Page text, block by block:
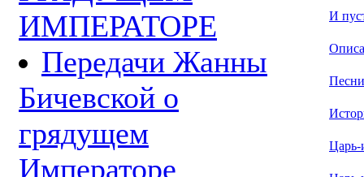
ИМПЕРАТОРЕ
Передачи Жанны
Бичевской о
грядущем
Императоре
И
Царь-